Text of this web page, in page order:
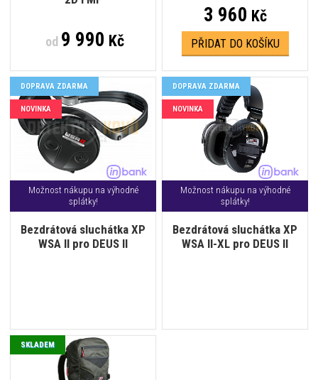
od9 990 Kč
3 960 Kč
PŘIDAT DO KOŠÍKU
Možnost nákupu na výhodné
splátky!
Bezdrátová sluchátka XP
WSA II pro DEUS II
DOPRAVA ZDARMA
NOVINKA
Možnost nákupu na výhodné
splátky!
Bezdrátová sluchátka XP
WSA II-XL pro DEUS II
DOPRAVA ZDARMA
NOVINKA
SKLADEM